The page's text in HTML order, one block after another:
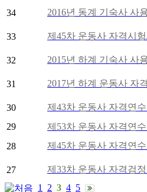
34 2016년 동계 기숙사 사
33 제45차 운동사 자격시
32 2015년 하계 기숙사 사
31 2017년 하계 운동사 자
30 제43차 운동사 자격연
29
제53차 운동사 자격연
28
제45차 운동사 자격연
27 제33차 운동사 자격검
1
2 3 4 5